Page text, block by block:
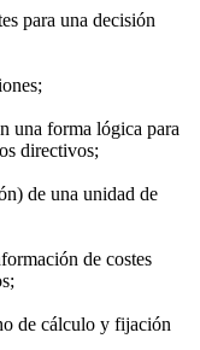
para una decisión
una forma lógica para
directivos;
de una unidad de
de costes
de cálculo y fijación